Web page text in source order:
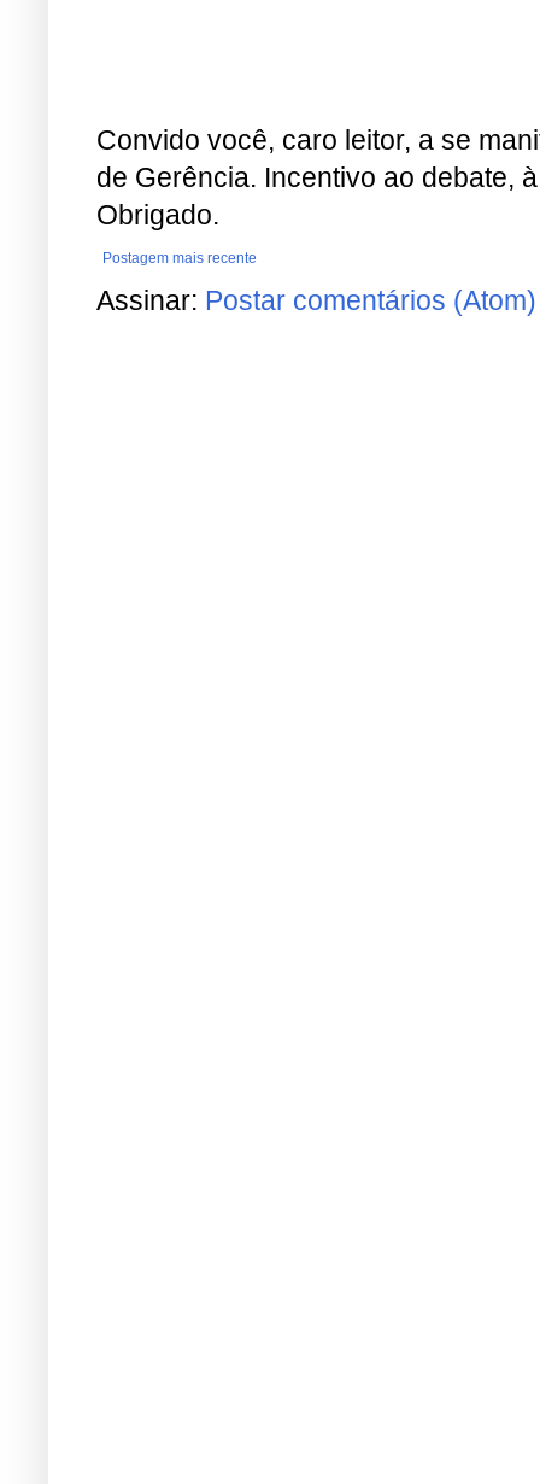
Convido você, caro leitor, a se
de Gerência. Incentivo ao debate,
Obrigado.
Postagem mais recente
Assinar: Postar comentários (Atom)